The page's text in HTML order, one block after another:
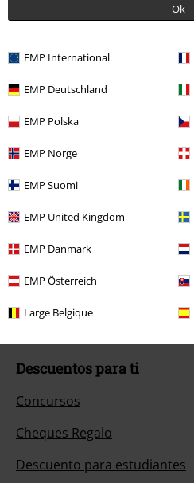
Ok
EMP International
EMP Deutschland
EMP Polska
EMP Norge
EMP Suomi
EMP United Kingdom
EMP Danmark
EMP Österreich
Large Belgique
Descuentos para ti
Concursos
Cheques Regalo
Descuento para estudiantes